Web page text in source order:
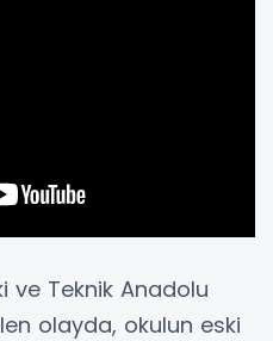
ve Teknik Anadolu
olayda, okulun eski